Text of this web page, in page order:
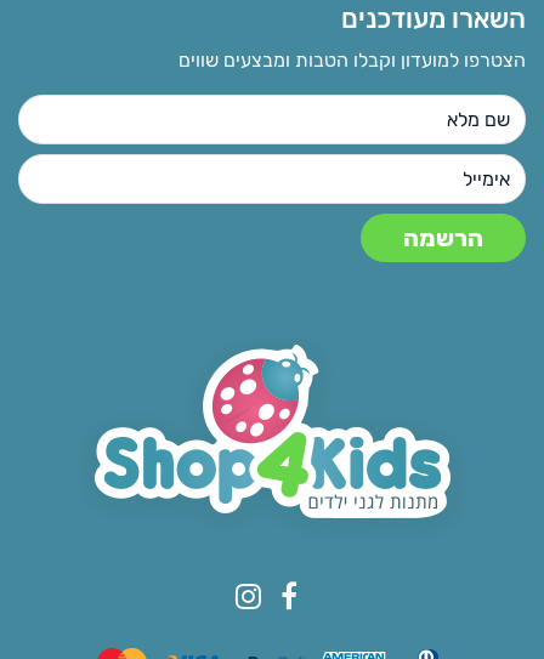
השארו מעודכנים
הצטרפו למועדון וקבלו הטבות ומבצעים שווים